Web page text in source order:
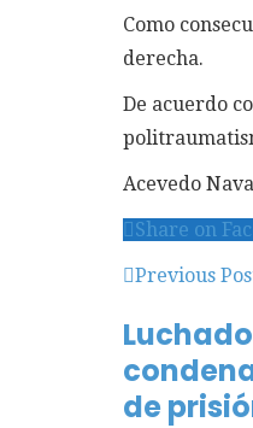
Como
derecha.
De acuerdo
Acevedo
Share on
Previous
de